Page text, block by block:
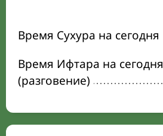
Время Сухура на сегодня
Время Ифтара на сегодня
(разговение)